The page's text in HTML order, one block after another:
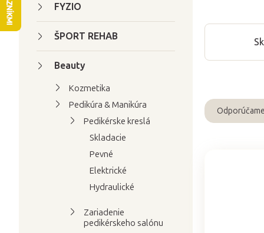
a
FYZIO
ŠPORT REHAB
Beauty
Kozmetika
Pedikúra & Manikúra
Pedikérske kreslá
Skladacie
Pevné
Elektrické
Hydraulické
Zariadenie
pedikérskeho salónu
R
Odporúčame